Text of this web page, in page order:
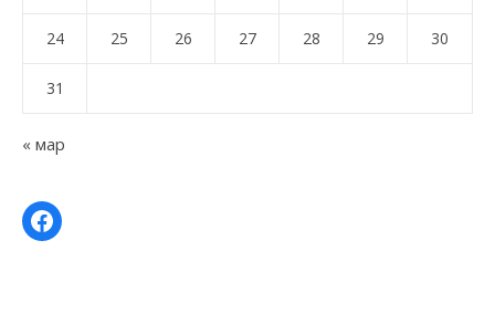
24 25 26 27 28 29 30
31
« мар